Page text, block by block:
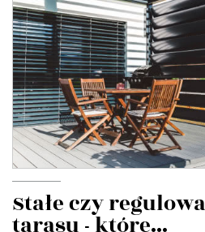
Stałe czy
tarasu - które...